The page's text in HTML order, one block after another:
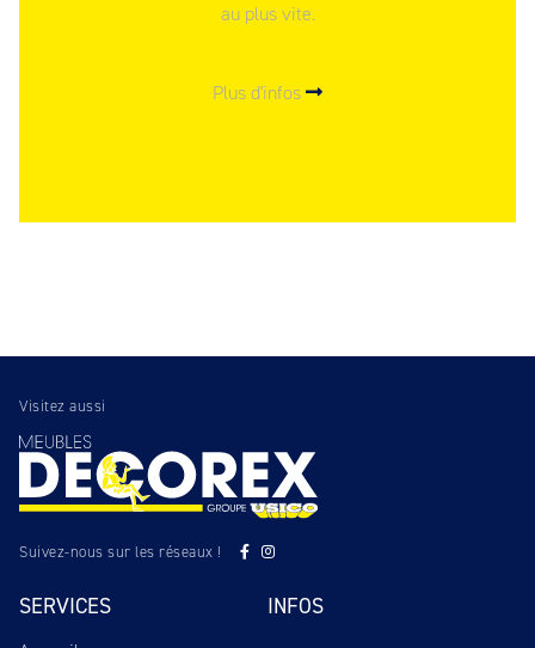
au plus vite.
Plus d'infos
Visitez aussi
Suivez-nous sur les réseaux !
SERVICES INFOS